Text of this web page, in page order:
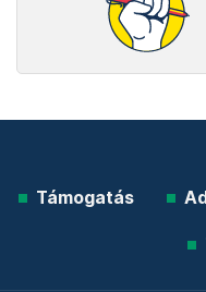
Támogatás